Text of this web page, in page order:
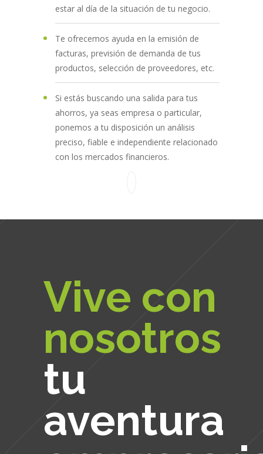
estar al día de la situación de tu negocio.
Te ofrecemos ayuda en la emisión de
facturas, previsión de demanda de tus
productos, selección de proveedores, etc.
Si estás buscando una salida para tus
ahorros, ya seas empresa o particular,
ponemos a tu disposición un análisis
preciso, fiable e independiente relacionado
con los mercados financieros.
Vive con
nosotros
tu
aventura